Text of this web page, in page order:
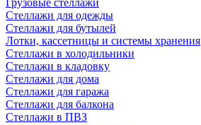
Грузовые стеллажи
Стеллажи для одежды
Стеллажи для бутылей
Лотки, кассетницы и системы хранения
Стеллажи в холодильники
Стеллажи в кладовку
Стеллажи для дома
Стеллажи для гаража
Стеллажи для балкона
Стеллажи в ПВЗ